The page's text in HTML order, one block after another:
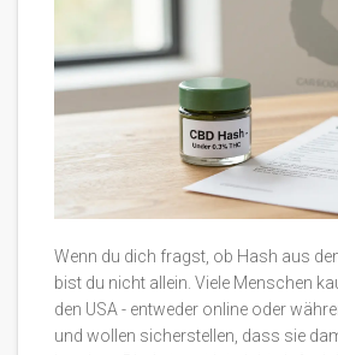
Wenn du dich fragst, ob Hash aus
bist du nicht allein. Viele Menschen
den USA - entweder online oder
und wollen sicherstellen, dass sie